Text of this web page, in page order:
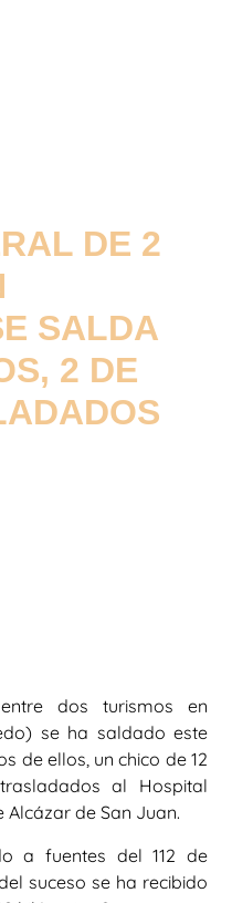
DE 2
SALDA
2 DE
dos turismos en
se ha saldado este
de ellos, un chico de 12
al Hospital
Alcázar de San Juan.
a fuentes del 112 de
suceso se ha recibido